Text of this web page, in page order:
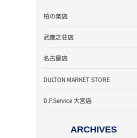
柏の葉店
武庫之荘店
名古屋店
DULTON MARKET STORE
D.F.Service 大宮店
ARCHIVES